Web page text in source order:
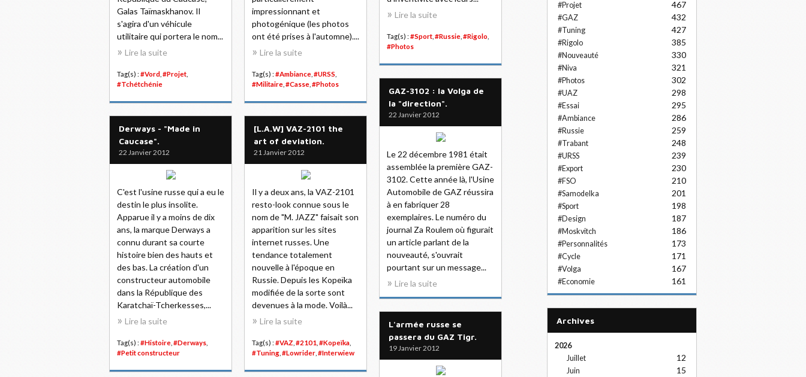
Lire la suite
Tag(s) : #Sport #Russie #Rigolo
#Photos
Galas Taïmaskhanov. Il
s'agira d'un véhicule
utilitaire qui portera le nom...
Lire la suite
Tag(s) : #Vord #Projet
#Tchétchénie
impressionnant et
photogénique (les photos
ont été prises à l'automne)....
Lire la suite
Tag(s) : #Ambiance #URSS
#Militaire #Casse #Photos
GAZ-3102 : la Volga de
la "direction".
22 Janvier 2012
Le 22 décembre 1981 était
assemblée la première GAZ-
3102. Cette année là, l'Usine
Automobile de GAZ réussira
à en fabriquer 28
exemplaires. Le numéro du
journal Za Roulem où figurait
un article parlant de la
nouveauté, s'ouvrait
pourtant sur un message...
Lire la suite
Derways - "Made in
Caucase".
22 Janvier 2012
C'est l'usine russe qui a eu le
destin le plus insolite.
Apparue il y a moins de dix
ans, la marque Derways a
connu durant sa courte
histoire bien des hauts et
des bas. La création d'un
constructeur automobile
dans la République des
Karatchaï-Tcherkesses,...
Lire la suite
Tag(s) : #Histoire #Derways
#Petit constructeur
[L.A.W] VAZ-2101 the
art of deviation.
21 Janvier 2012
Il y a deux ans, la VAZ-2101
resto-look connue sous le
nom de "M. JAZZ" faisait son
apparition sur les sites
internet russes. Une
tendance totalement
nouvelle à l'époque en
Russie. Depuis les Kopeïka
modifiée de la sorte sont
devenues à la mode. Voilà...
Lire la suite
Tag(s) : #VAZ #2101 #Kopeïka
#Tuning #Lowrider #Interwiew
L'armée russe se
passera du GAZ Tigr.
19 Janvier 2012
#Projet 467
#GAZ 432
#Tuning 427
#Rigolo 385
#Nouveauté 330
#Niva 321
#Photos 302
#UAZ 298
#Essai 295
#Ambiance 286
#Russie 259
#Trabant 248
#URSS 239
#Export 230
#FSO 210
#Samodelka 201
#Sport 198
#Design 187
#Moskvitch 186
#Personnalités 173
#Cycle 171
#Volga 167
#Economie 161
Archives
2026
Juillet
12
Juin 15